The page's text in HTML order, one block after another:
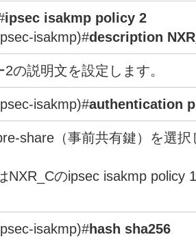
ipsec isakmp policy 2
isakmp)#description
の説明文を設定します。
isakmp)#authentication
share（事前共有鍵）を選
のipsec isakmp policy
isakmp)#hash sha256